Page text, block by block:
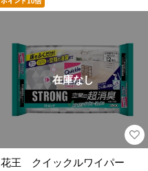
在庫なし
花王 クイックルワイパー